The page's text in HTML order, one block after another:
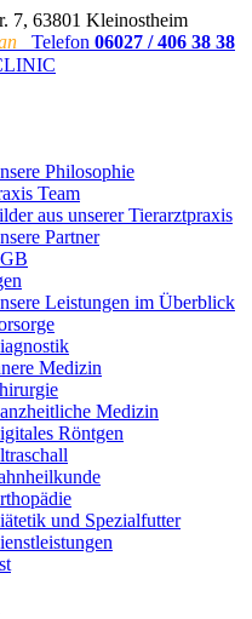
7, 63801 Kleinostheim
Telefon 06027 / 406 38 38
Philosophie
Team
aus unserer Tierarztpraxis
Partner
Leistungen im Überblick
Medizin
Medizin
Röntgen
und Spezialfutter